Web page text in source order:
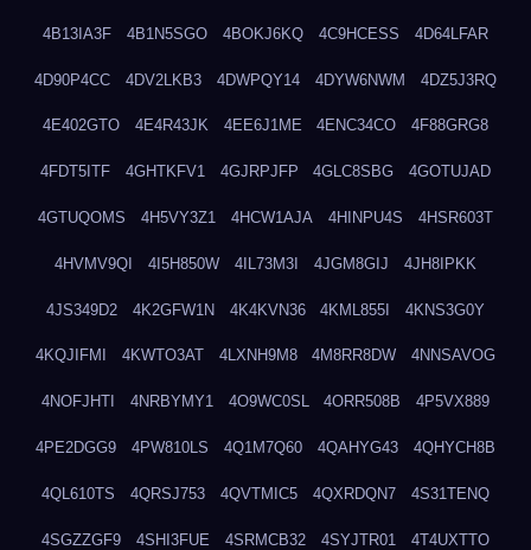
4B13IA3F 4B1N5SGO 4BOKJ6KQ 4C9HCESS 4D64LFAR
4D90P4CC 4DV2LKB3 4DWPQY14 4DYW6NWM 4DZ5J3RQ
4E402GTO 4E4R43JK 4EE6J1ME 4ENC34CO 4F88GRG8
4FDT5ITF 4GHTKFV1 4GJRPJFP 4GLC8SBG 4GOTUJAD
4GTUQOMS 4H5VY3Z1 4HCW1AJA 4HINPU4S 4HSR603T
4HVMV9QI 4I5H850W 4IL73M3I 4JGM8GIJ 4JH8IPKK
4JS349D2 4K2GFW1N 4K4KVN36 4KML855I 4KNS3G0Y
4KQJIFMI 4KWTO3AT 4LXNH9M8 4M8RR8DW 4NNSAVOG
4NOFJHTI 4NRBYMY1 4O9WC0SL 4ORR508B 4P5VX889
4PE2DGG9 4PW810LS 4Q1M7Q60 4QAHYG43 4QHYCH8B
4QL610TS 4QRSJ753 4QVTMIC5 4QXRDQN7 4S31TENQ
4SGZZGF9 4SHI3FUE 4SRMCB32 4SYJTR01 4T4UXTTO